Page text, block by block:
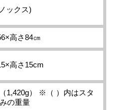
ックス)
高さ84㎝
高さ15cm
1,420g） ※（ ）内はスタ
の重量